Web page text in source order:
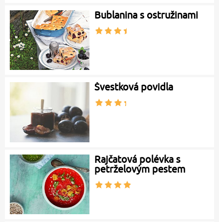
Bublanina s ostružinami
Švestková povidla
Rajčatová polévka s
petrželovým pestem